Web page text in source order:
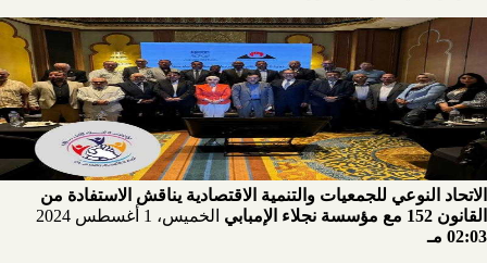
الاتحاد النوعي للجمعيات والتنمية الاقتصادية يناقش الاستفادة من
القانون 152 مع مؤسسة نجلاء الإمبابي
الخميس، 1 أغسطس 2024
02:03 مـ